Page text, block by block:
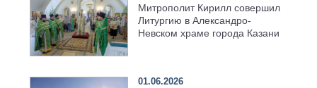
Митрополит Кирилл совершил
Литургию в Александро-
Невском храме города Казани
01.06.2026